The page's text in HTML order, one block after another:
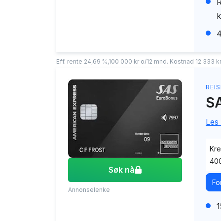
Eff. rente 24,69 %,100 000 kr o/12 mnd. Kostnad 12 333
Søk nå
Annonselenke